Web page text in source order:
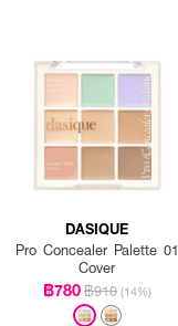
DASIQUE
Pro Concealer Palette 01
Cover
฿780฿910 (14%)